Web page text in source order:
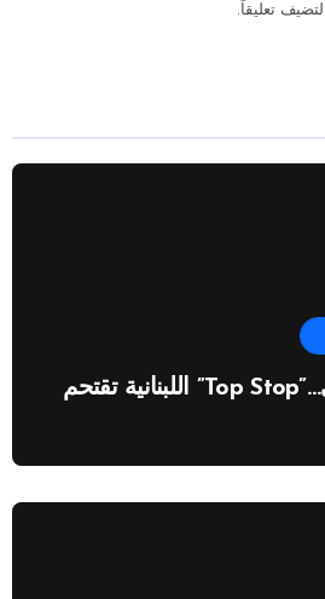
لتضيف تعليقاً.
من بيروت إلى دبي…”Top Stop” اللبنانية تقتحم